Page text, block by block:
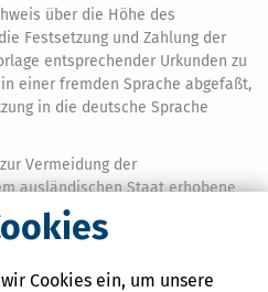
Cookies ein, um unsere
über die Höhe des
Festsetzung und Zahlung der
entsprechender Urkunden zu
einer fremden Sprache abgefaßt,
in die deutsche Sprache
Vermeidung der
ausländischen Staat erhobene
sind die Absätze 1